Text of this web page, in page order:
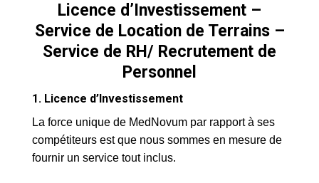
Licence d’Investissement –
Service de Location de Terrains –
Service de RH/ Recrutement de
Personnel
1. Licence d’Investissement
La force unique de MedNovum par rapport à ses
compétiteurs est que nous sommes en mesure de
fournir un service tout inclus.